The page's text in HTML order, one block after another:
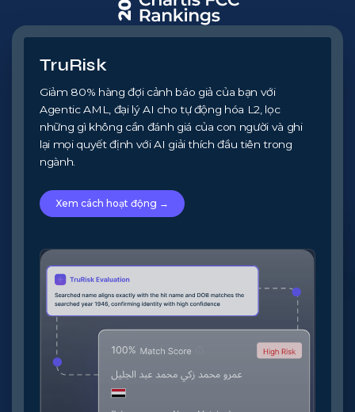
TruRisk
Giảm 80% hàng đợi cảnh báo giả của bạn với
Agentic AML, đại lý AI cho tự động hóa L2, lọc
những gì không cần đánh giá của con người và ghi
lại mọi quyết định với AI giải thích đầu tiên trong
ngành.
Xem cách hoạt động →